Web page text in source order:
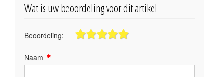
Wat is uw beoordeling voor dit artikel
Beoordeling:
Naam: